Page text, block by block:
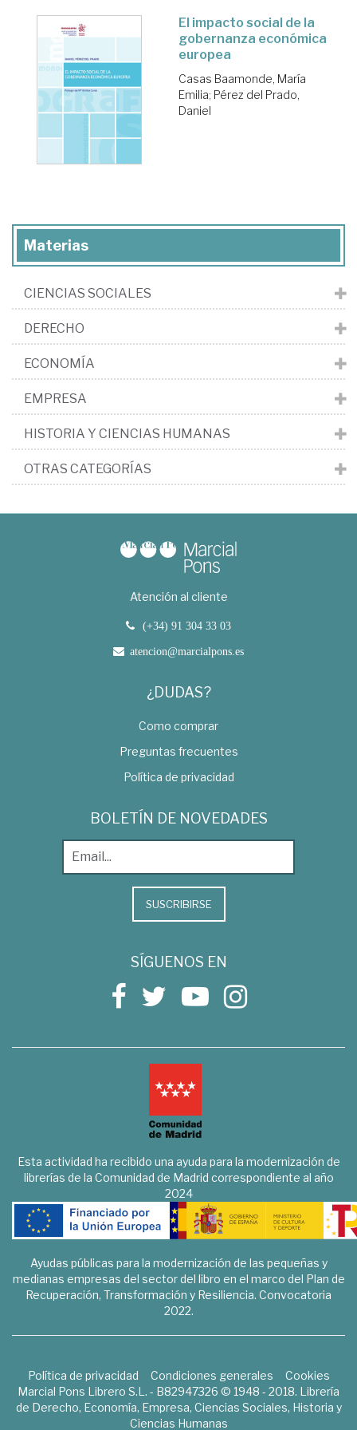
El impacto social de la
gobernanza económica
europea
Casas Baamonde, María
Emilia; Pérez del Prado,
Daniel
Materias
CIENCIAS SOCIALES
DERECHO
ECONOMÍA
EMPRESA
HISTORIA Y CIENCIAS HUMANAS
OTRAS CATEGORÍAS
Atención al cliente
(+34) 91 304 33 03
atencion@marcialpons.es
¿DUDAS?
Como comprar
Preguntas frecuentes
Política de privacidad
BOLETÍN DE NOVEDADES
SUSCRIBIRSE
SÍGUENOS EN
Esta actividad ha recibido una ayuda para la modernización de
librerías de la Comunidad de Madrid correspondiente al año
2024
Ayudas públicas para la modernización de las pequeñas y
medianas empresas del sector del libro en el marco del Plan de
Recuperación, Transformación y Resiliencia. Convocatoria
2022.
Política de privacidad Condiciones generales
Cookies
Marcial Pons Librero S.L. - B82947326 © 1948 - 2018. Librería
de Derecho, Economía, Empresa, Ciencias Sociales, Historia y
Ciencias Humanas